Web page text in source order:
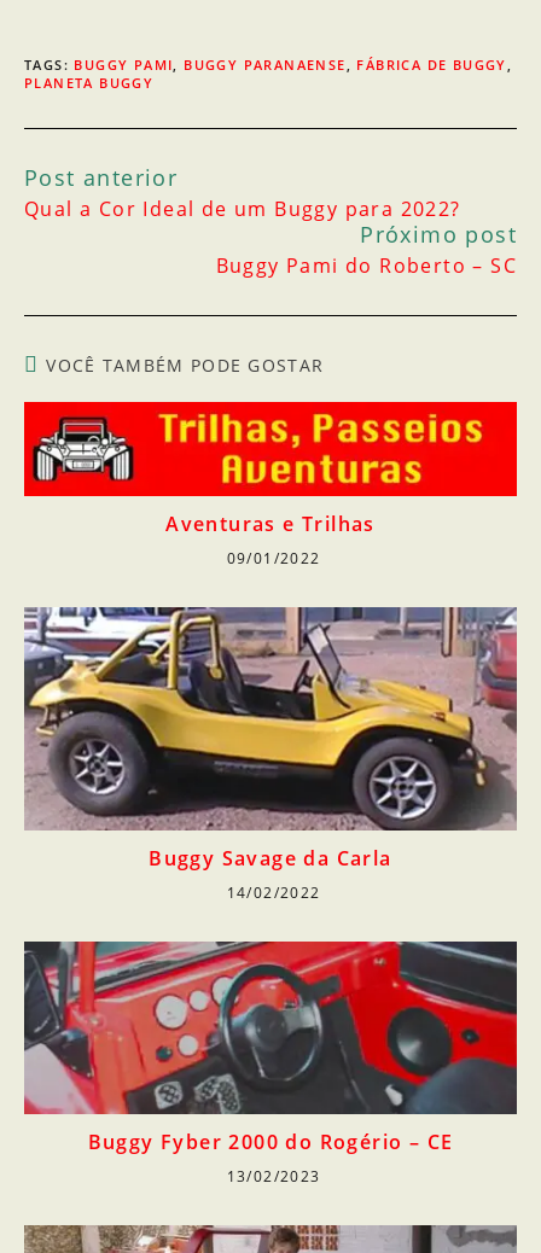
TAGS: BUGGY PAMI BUGGY PARANAENSE FÁBRICA DE BUGGY
PLANETA BUGGY
Post anterior
Qual a Cor Ideal de um Buggy para 2022?
Próximo post
Buggy Pami do Roberto – SC
VOCÊ TAMBÉM PODE GOSTAR
Aventuras e Trilhas
09/01/2022
Buggy Savage da Carla
14/02/2022
Buggy Fyber 2000 do Rogério – CE
13/02/2023